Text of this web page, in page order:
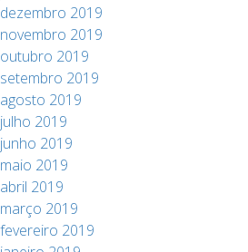
dezembro 2019
novembro 2019
outubro 2019
setembro 2019
agosto 2019
julho 2019
junho 2019
maio 2019
abril 2019
março 2019
fevereiro 2019